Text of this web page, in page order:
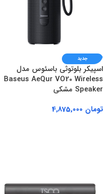
جدید
اسپیکر بلوتوثی باسئوس مدل
Baseus AeQur VO20 Wireless
Speaker مشکی
تومان